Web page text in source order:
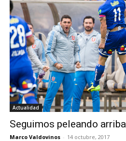
Actualidad
Seguimos peleando arriba
Marco Valdovinos - 14 octubre, 2017